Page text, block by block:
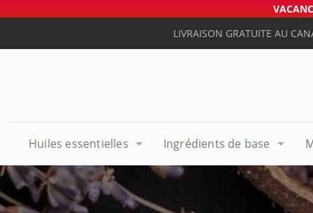
LIVRAISON GRATUITE AU
Huiles essentielles Ingrédients de base